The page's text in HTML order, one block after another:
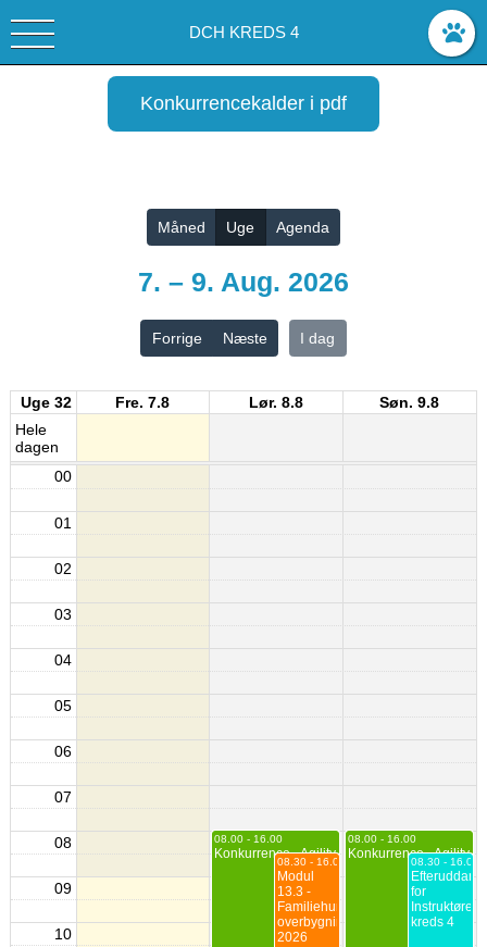
DCH KREDS 4
Konkurrencekalder i pdf
Forrige Næste I dag
7. – 9. Aug. 2026
Måned Uge Agenda
Uge 32 Fre. 7.8 Lør. 8.8
Søn. 9.8
Hele
dagen
00
01
02
03
04
05
06
07
08
09
10
08.00 - 16.00
Konkurrence - Agility
08.30 - 16.00
Modul
13.3 -
Familiehunden
overbygning
2026
08.00 - 16.00
Konkurrence - Agility
08.30 - 16.00
for
Instruktører
kreds 4